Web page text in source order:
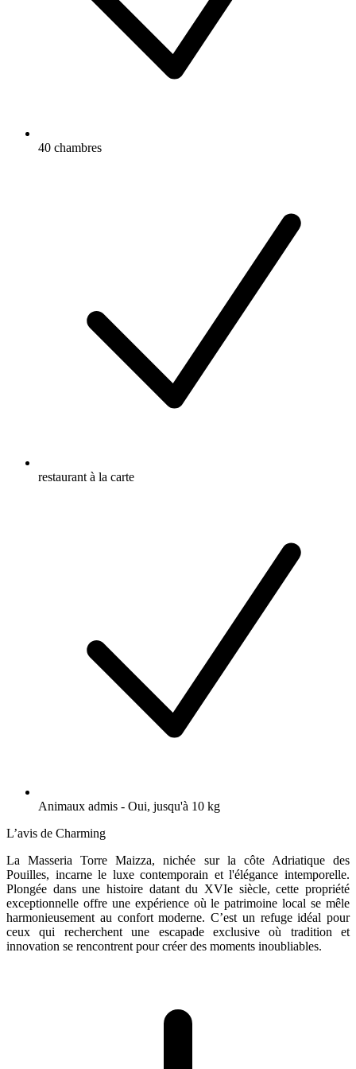
40 chambres
restaurant à la carte
Animaux admis - Oui, jusqu'à 10 kg
L’avis de Charming
La Masseria Torre Maizza, nichée sur la côte Adriatique des
Pouilles, incarne le luxe contemporain et l'élégance intemporelle.
Plongée dans une histoire datant du XVIe siècle, cette propriété
exceptionnelle offre une expérience où le patrimoine local se mêle
harmonieusement au confort moderne. C’est un refuge idéal pour
ceux qui recherchent une escapade exclusive où tradition et
innovation se rencontrent pour créer des moments inoubliables.